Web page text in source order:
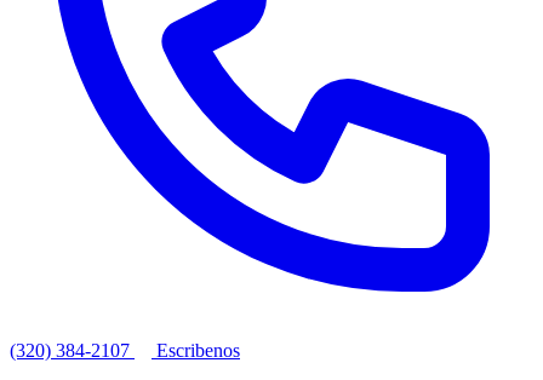
(320) 384-2107
Escribenos